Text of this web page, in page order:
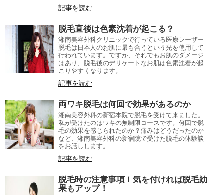
記事を読む
脱毛直後は色素沈着が起こる？
湘南美容外科クリニックで行っている医療レーザー
脱毛は日本人のお肌に最も合うという光を使用して
行われています。ですが、それでもお肌のダメージ
はあり、脱毛後のデリケートなお肌は色素沈着が起
こりやすくなります。
記事を読む
両ワキ脱毛は何回で効果があるのか
湘南美容外科の新宿本院で脱毛を受けて来ました。
私が受けたのはワキの無制限コースです。何回で脱
毛の効果を感じられたのか？痛みはどうだったのか
など、湘南美容外科の新宿院で受けた脱毛の体験談
をお話しします。
記事を読む
脱毛時の注意事項！気を付ければ脱毛効
果もアップ！